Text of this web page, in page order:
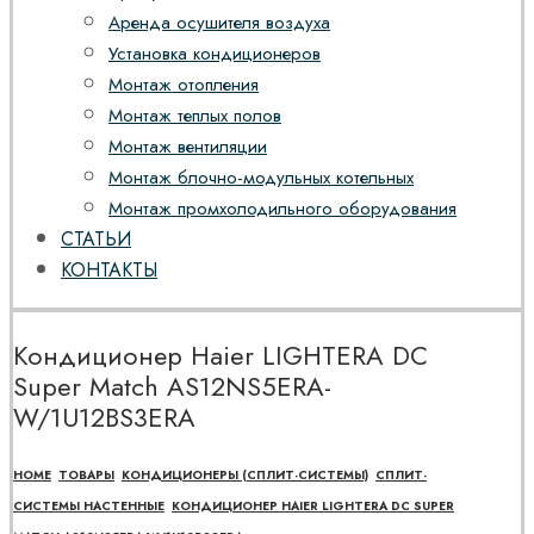
Аренда осушителя воздуха
Установка кондиционеров
Монтаж отопления
Монтаж теплых полов
Монтаж вентиляции
Монтаж блочно-модульных котельных
Монтаж промхолодильного оборудования
СТАТЬИ
КОНТАКТЫ
Кондиционер Haier LIGHTERA DC
Super Match AS12NS5ERA-
W/1U12BS3ERA
HOME ТОВАРЫ КОНДИЦИОНЕРЫ (СПЛИТ-СИСТЕМЫ) СПЛИТ-
СИСТЕМЫ НАСТЕННЫЕ КОНДИЦИОНЕР HAIER LIGHTERA DC SUPER